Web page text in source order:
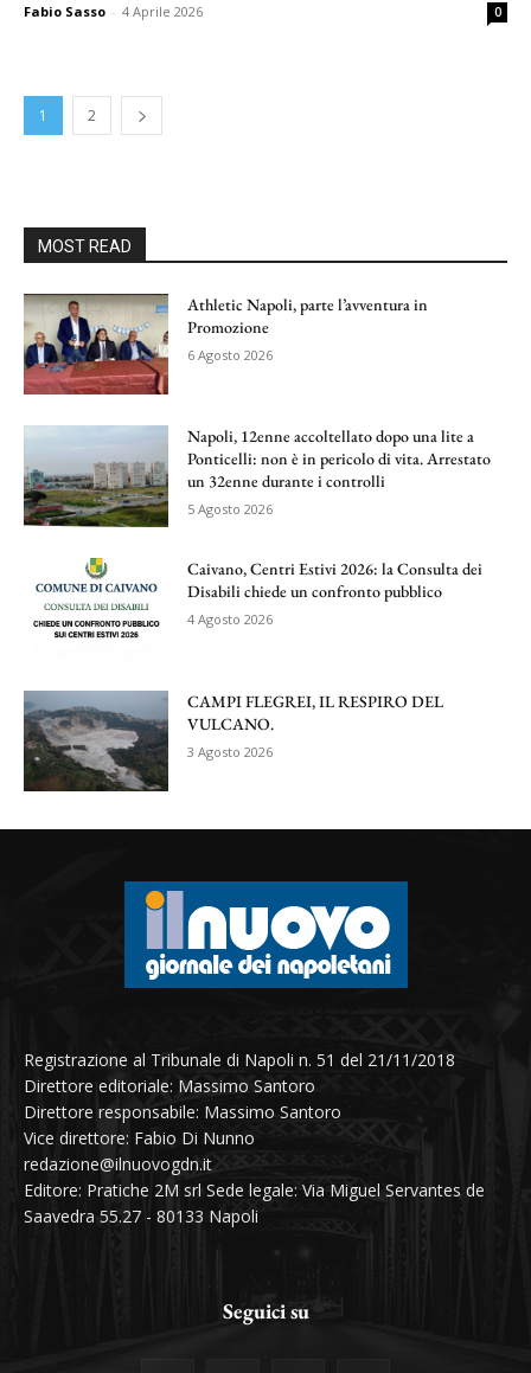
Fabio Sasso - 4 Aprile 2026 0
1 2
MOST READ
Athletic Napoli, parte l’avventura in
Promozione
6 Agosto 2026
Napoli, 12enne accoltellato dopo una lite a
Ponticelli: non è in pericolo di vita. Arrestato
un 32enne durante i controlli
5 Agosto 2026
Caivano, Centri Estivi 2026: la Consulta dei
Disabili chiede un confronto pubblico
4 Agosto 2026
CAMPI FLEGREI, IL RESPIRO DEL
VULCANO.
3 Agosto 2026
Registrazione al Tribunale di Napoli n. 51 del 21/11/2018
Direttore editoriale: Massimo Santoro
Direttore responsabile: Massimo Santoro
Vice direttore: Fabio Di Nunno
redazione@ilnuovogdn.it
Editore: Pratiche 2M srl Sede legale: Via Miguel Servantes de
Saavedra 55.27 - 80133 Napoli
Seguici su